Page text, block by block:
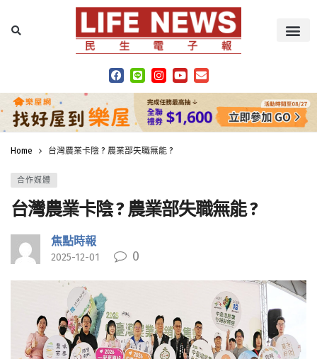
Home 台灣農業卡陰 ? 農業部失職無能 ?
合作媒體
台灣農業卡陰 ? 農業部失職無能 ?
焦點時報
2025-12-01 0